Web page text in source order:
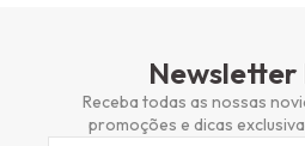
Newsletter
Receba todas as nossas
promoções e dicas